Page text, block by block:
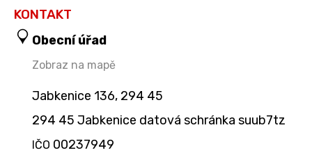
KONTAKT
Obecní úřad
Zobraz na mapě
Jabkenice 136, 294 45
294 45 Jabkenice datová schránka suub7tz
IČO 00237949